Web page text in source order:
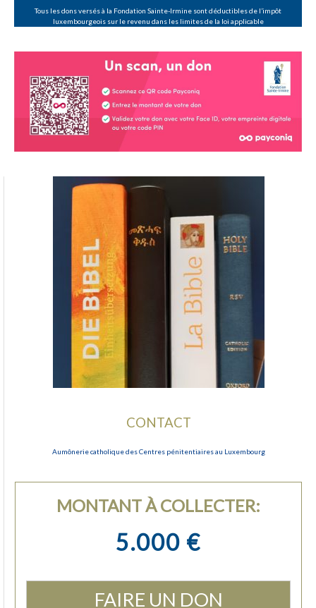
Tous les dons versés à la Fondation Sainte-Irmine sont déductibles de l’impôt
luxembourgeois sur le revenu dans les limites de la loi applicable
CONTACT
Aumônerie catholique des Centres pénitentiaires au Luxembourg
MONTANT À COLLECTER:
5.000 €
FAIRE UN DON